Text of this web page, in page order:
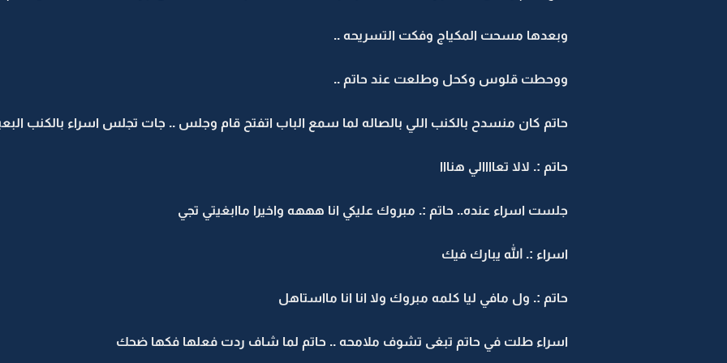
وبعدها مسحت المكياج وفكت التسريحه ..
ووحطت قلوس وكحل وطلعت عند حاتم ..
حاتم كان منسدح بالكنب اللي بالصاله لما سمع الباب اتفتح قام وجلس .. جات تجلس اسراء بالكنب
حاتم :. لالا تعاااالي هنااا
جلست اسراء عنده.. حاتم :. مبروك عليكي انا هههه واخيرا ماابغيتي تجي
اسراء :. الله يبارك فيك
حاتم :. ول مافي ليا كلمه مبروك ولا انا انا مااستاهل
اسراء طلت في حاتم تبغى تشوف ملامحه .. حاتم لما شاف ردت فعلها فكها ضحك